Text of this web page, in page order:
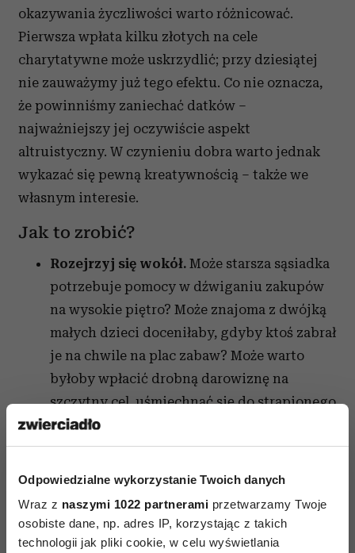
Odpowiedzialne wykorzystanie Twoich danych
Wraz z naszymi 1022 partnerami przetwarzamy Twoje
osobiste dane, np. adres IP, korzystając z takich
technologii jak pliki cookie, w celu wyświetlania
okazywania życzliwości warto różnicować.
Pierwsza wpłata kilku złotych na cele
charytatywne może uskrzydlić; przy dziesiątej
nie zauważymy już tego efektu. Co nie oznacza,
że powinniśmy zaniechać datków –
najważniejszy jej oczywiście aspekt
altruistyczny. W czynieniu dobra warto jednak
wykazać się pewną kreatywnością – także we
własnym interesie.
Jak to zrobić?
Rozejrzyj się wokół. Może starsza sąsiadka
potrzebuje pomocy w dźwiganiu zakupów
na wysokie piętro? Może znajoma z dwójką
małych dzieci doceniłaby, gdyby ktoś zabrał
je na chwile na plac zabaw? Może warto
byłoby wpłacić drobną darowiznę na
szczytny cel, uśmiechnąć się do strapionego
współpasażera w autobusie, zapytać o
samopoczucie koleżankę z pracy?
Czytaj także